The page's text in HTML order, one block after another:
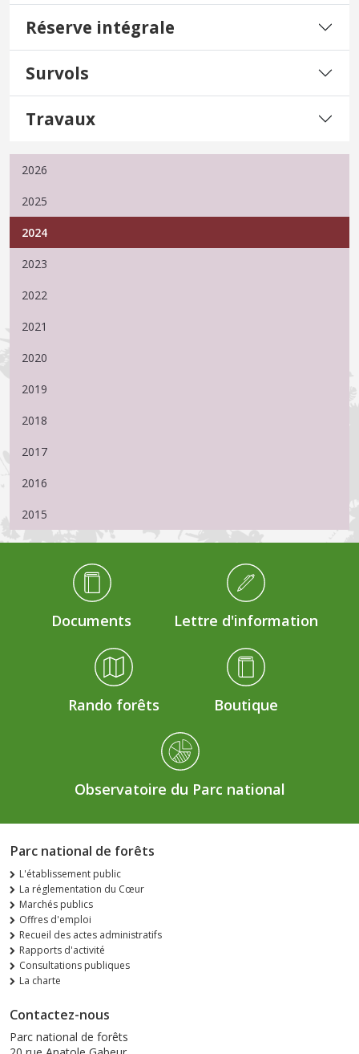
Réserve intégrale
Survols
Travaux
2026
2025
2024
2023
2022
2021
2020
2019
2018
2017
2016
2015
Médiathèque Footer
Documents Lettre d'information
Rando forêts Boutique
Observatoire du Parc national
Parc national de forêts
L'établissement public
La réglementation du Cœur
Marchés publics
Offres d'emploi
Recueil des actes administratifs
Rapports d'activité
Consultations publiques
La charte
Contactez-nous
Parc national de forêts